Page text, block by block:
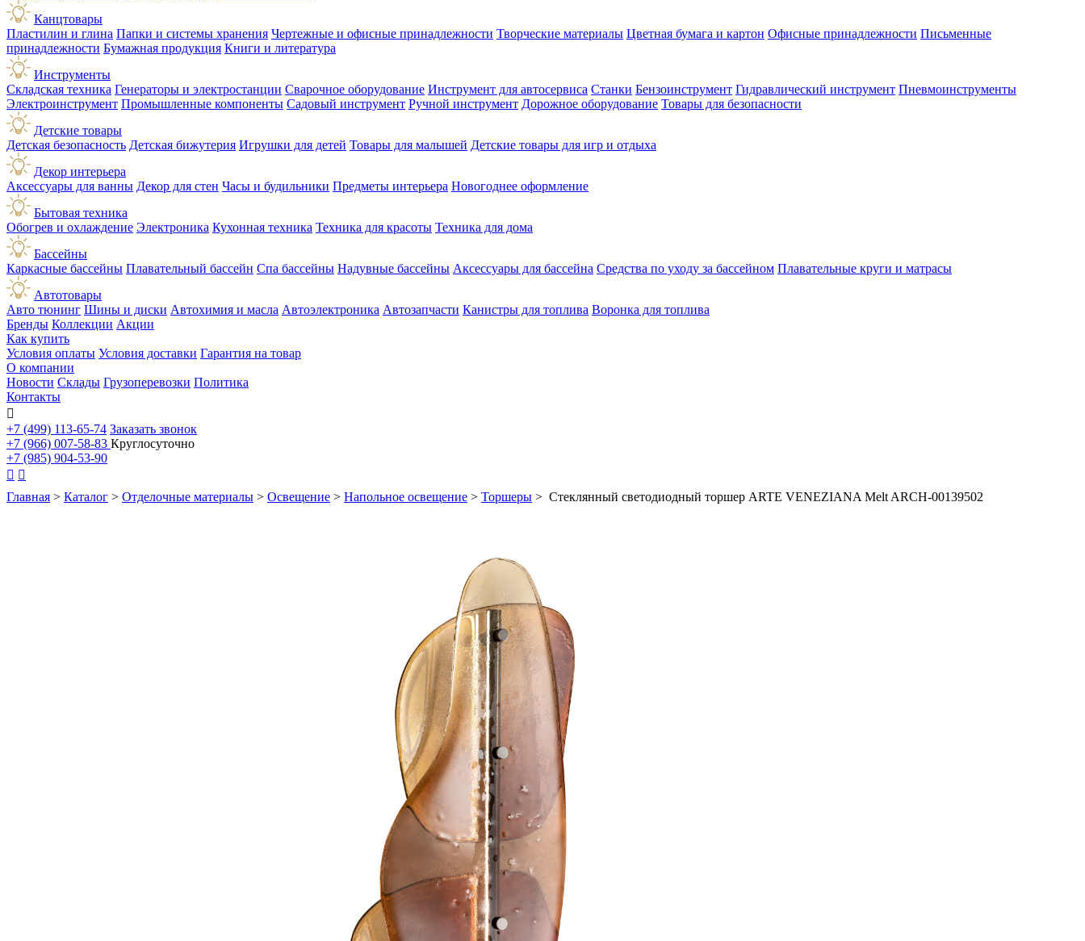
Канцтовары
Пластилин и глина Папки и системы хранения Чертежные и офисные принадлежности Творческие материалы Цветная бумага и картон Офисные принадлежности Письменные
принадлежности Бумажная продукция Книги и литература
Инструменты
Складская техника Генераторы и электростанции Сварочное оборудование Инструмент для автосервиса Станки Бензоинструмент Гидравлический инструмент Пневмоинструменты
Электроинструмент Промышленные компоненты Садовый инструмент Ручной инструмент Дорожное оборудование Товары для безопасности
Детские товары
Детская безопасность Детская бижутерия Игрушки для детей Товары для малышей Детские товары для игр и отдыха
Декор интерьера
Аксессуары для ванны Декор для стен Часы и будильники Предметы интерьера Новогоднее оформление
Бытовая техника
Обогрев и охлаждение Электроника Кухонная техника Техника для красоты Техника для дома
Бассейны
Каркасные бассейны Плавательный бассейн Спа бассейны Надувные бассейны Аксессуары для бассейна Средства по уходу за бассейном Плавательные круги и матрасы
Автотовары
Авто тюнинг Шины и диски Автохимия и масла Автоэлектроника Автозапчасти Канистры для топлива Воронка для топлива
Бренды Коллекции Акции
Как купить
Условия оплаты Условия доставки Гарантия на товар
О компании
Новости Склады Грузоперевозки Политика
Контакты

+7 (499) 113-65-74 Заказать звонок
+7 (966) 007-58-83 Круглосуточно
+7 (985) 904-53-90
 
Главная > Каталог > Отделочные материалы > Освещение > Напольное освещение > Торшеры > Стеклянный светодиодный торшер ARTE VENEZIANA Melt ARCH-00139502